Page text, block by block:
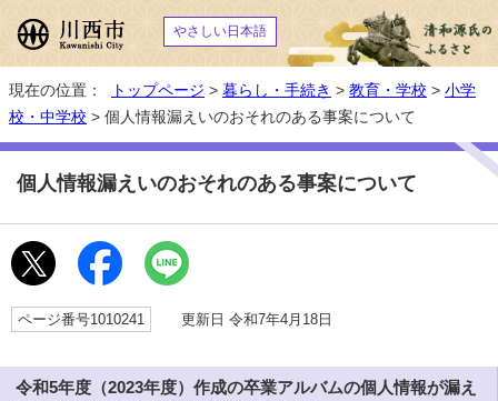
やさしい日本語
現在の位置： トップページ > 暮らし・手続き > 教育・学校 > 小学
校・中学校 > 個人情報漏えいのおそれのある事案について
個人情報漏えいのおそれのある事案について
ページ番号1010241 更新日 令和7年4月18日
令和5年度（2023年度）作成の卒業アルバムの個人情報が漏え